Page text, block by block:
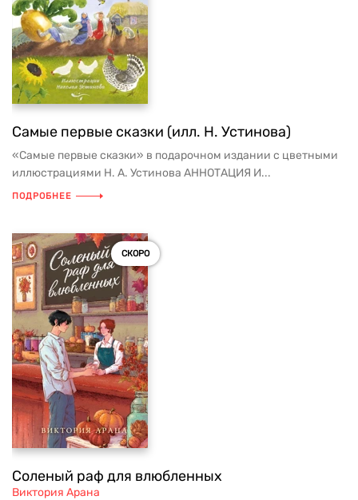
Самые первые сказки (илл. Н. Устинова)
«Самые первые сказки» в подарочном издании с цветными
иллюстрациями Н. А. Устинова АННОТАЦИЯ И...
ПОДРОБНЕЕ
СКОРО
Соленый раф для влюбленных
Виктория Арана